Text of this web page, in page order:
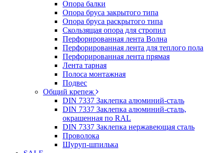
Опора балки
Опора бруса закрытого типа
Опора бруса раскрытого типа
Скользящая опора для стропил
Перфорированная лента Волна
Перфорированная лента для теплого пола
Перфорированная лента прямая
Лента тарная
Полоса монтажная
Подвес
Общий крепеж
DIN 7337 Заклепка алюминий-сталь
DIN 7337 Заклепка алюминий-сталь,
окрашенная по RAL
DIN 7337 Заклепка нержавеющая сталь
Проволока
Шуруп-шпилька